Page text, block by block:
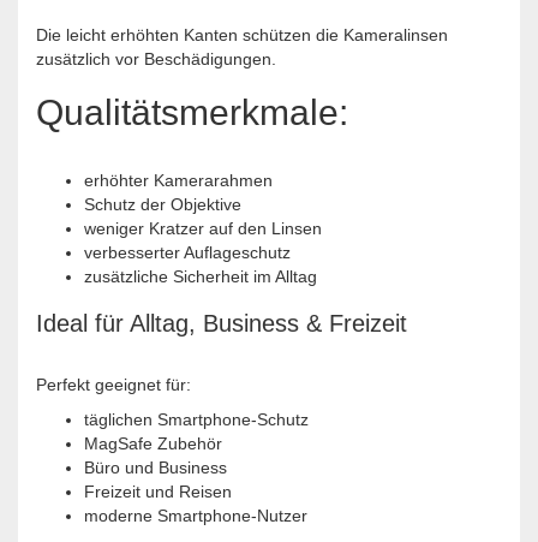
Die leicht erhöhten Kanten schützen die Kameralinsen
zusätzlich vor Beschädigungen.
Qualitätsmerkmale:
erhöhter Kamerarahmen
Schutz der Objektive
weniger Kratzer auf den Linsen
verbesserter Auflageschutz
zusätzliche Sicherheit im Alltag
Ideal für Alltag, Business & Freizeit
Perfekt geeignet für:
täglichen Smartphone-Schutz
MagSafe Zubehör
Büro und Business
Freizeit und Reisen
moderne Smartphone-Nutzer